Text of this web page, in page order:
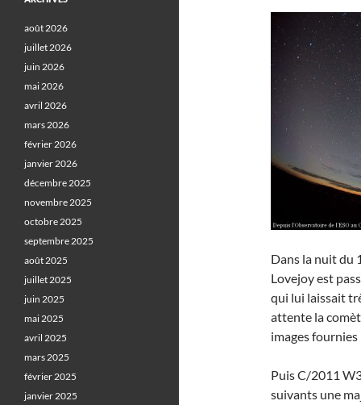
Dans la nuit du
Lovejoy est
qui lui laissait
attente la
images
Puis C/2011
suivants une
août 2026
juillet 2026
juin 2026
mai 2026
avril 2026
mars 2026
février 2026
janvier 2026
décembre 2025
novembre 2025
octobre 2025
septembre 2025
août 2025
juillet 2025
juin 2025
mai 2025
avril 2025
mars 2025
février 2025
janvier 2025